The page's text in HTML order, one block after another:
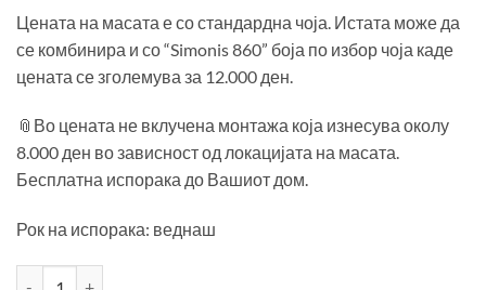
Цената на масата е со стандардна чоја. Истата може да
се комбинира и со “Simonis 860” боја по избор чоја каде
цената се зголемува за 12.000 ден.
📎Во цената не вклучена монтажа која изнесува околу
8.000 ден во зависност од локацијата на масата.
Бесплатна испорака до Вашиот дом.
Рок на испорака: веднаш